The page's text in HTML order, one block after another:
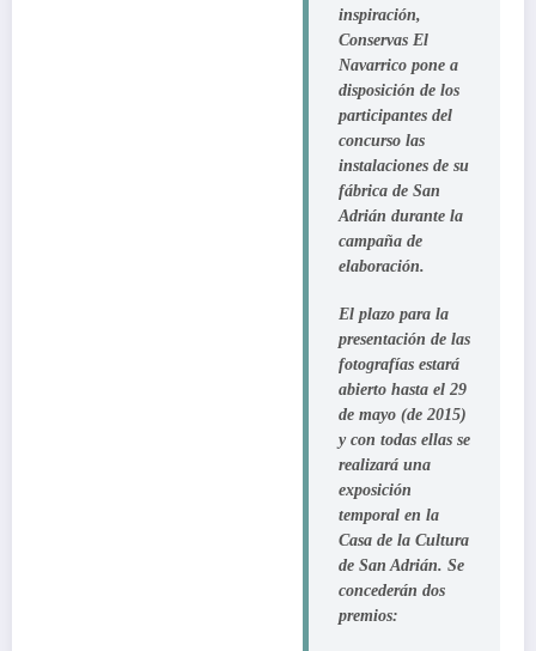
inspiración,
Conservas El
Navarrico pone a
disposición de los
participantes del
concurso las
instalaciones de su
fábrica de San
Adrián durante la
campaña de
elaboración.
El plazo para la
presentación de las
fotografías estará
abierto hasta el 29
de mayo(de 2015)
y con todas ellas se
realizará una
exposición
temporal en la
Casa de la Cultura
de San Adrián. Se
concederán dos
premios: